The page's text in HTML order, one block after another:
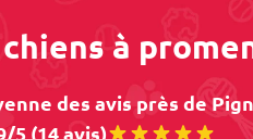
à
des avis près de
5 (14 avis)